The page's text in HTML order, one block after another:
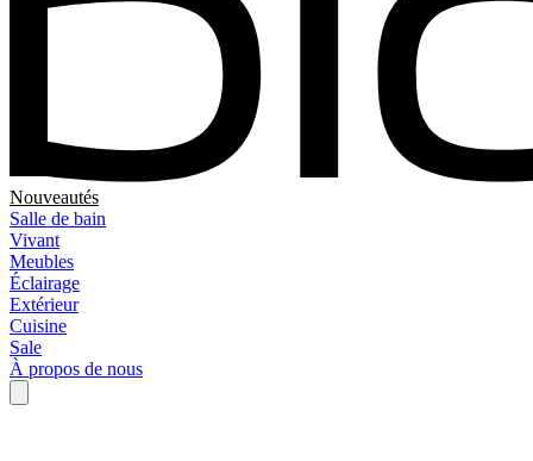
Nouveautés
Salle de bain
Vivant
Meubles
Éclairage
Extérieur
Cuisine
Sale
À propos de nous